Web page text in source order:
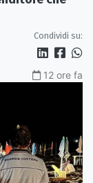
Condividi su:
12 ore fa